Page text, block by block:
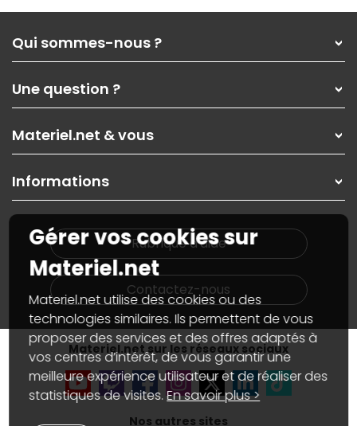
Qui sommes-nous ?
Nos services
Les magasins Materiel.net
Nos solutions pour les pros
Contactez-nous
Une question ?
Paiement, livraison
Garanties,Pack Zen
SAV, demander un retour
Informations
Materiel.net & vous
On rachète votre carte graphique
PC sur mesure : Votre RDV personnalisé
Notre démarche écologique
Materiel.net recrute
Notre programme d'affiliation
Partenariat & Sponsoring
Informations
Plan du site
Nos marques
Conditions générales de vente
Marketplace
Informations légales
Données personnellesetcookies
Gérer vos cookies
Accessibilité : non conforme
Rubrique d'aide
Contactez-nous
Materiel.net sur les réseaux sociaux
Nos autres sites
Gérer vos cookies sur
Materiel.net
Materiel.net utilise des cookies ou des
technologies similaires. Ils permettent de vous
proposer des services et des offres adaptés à
vos centres d’intérêt, de vous garantir une
meilleure expérience utilisateur et de réaliser des
statistiques de visites.En savoir plus >